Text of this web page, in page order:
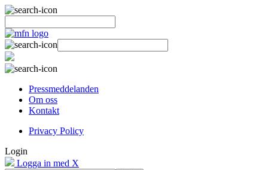
Pressmeddelanden
Om oss
Kontakt
Privacy Policy
Login
Logga in med X